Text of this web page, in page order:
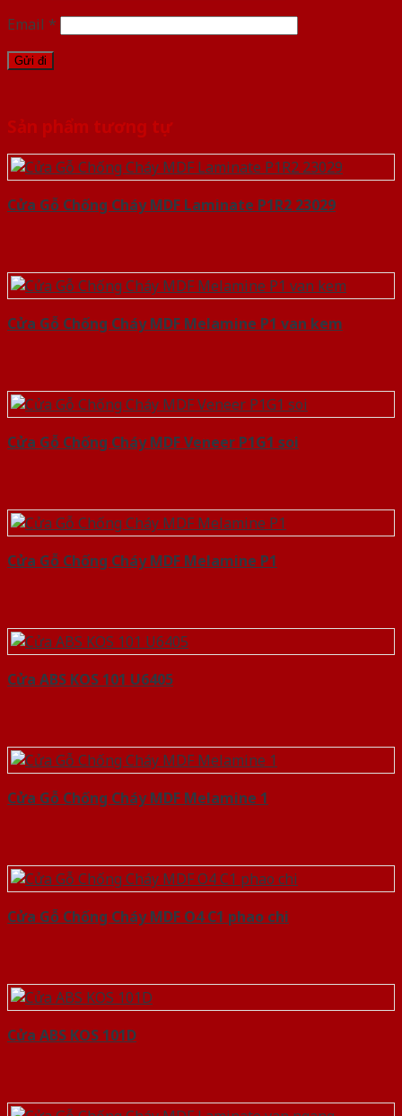
Email *
Sản phẩm tương tự
Cửa Gỗ Chống Cháy MDF Laminate P1R2 23029
Cửa Gỗ Chống Cháy MDF Melamine P1 van kem
Cửa Gỗ Chống Cháy MDF Veneer P1G1 soi
Cửa Gỗ Chống Cháy MDF Melamine P1
Cửa ABS KOS 101 U6405
Cửa Gỗ Chống Cháy MDF Melamine 1
Cửa Gỗ Chống Cháy MDF O4 C1 phao chi
Cửa ABS KOS 101D